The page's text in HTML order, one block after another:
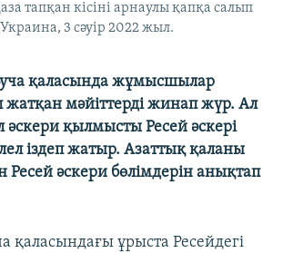
тапқан кісіні арнаулы қапқа салып
3 сәуір 2022 жыл.
қаласында жұмысшылар
мәйіттерді жинап жүр. Ал
әскери қылмысты Ресей әскері
іздеп жатыр. Азаттық қаланы
Ресей әскери бөлімдерін анықтап
қаласындағы ұрыста Ресейдегі